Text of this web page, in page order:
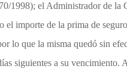
1998); el Administrador de la
el importe de la prima de
lo que la misma quedó sin
siguientes a su vencimiento.